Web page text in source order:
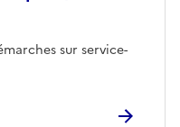
sur service-